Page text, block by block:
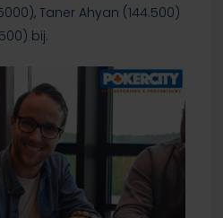
Taner Ahyan (144.500)
bij.